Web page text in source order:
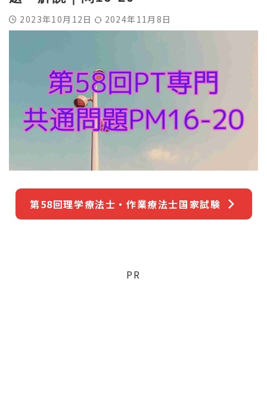
2023年10月12日 2024年11月8日
第58回理学療法士・作業療法士国家試験
PR